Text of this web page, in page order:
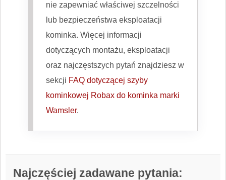
nie zapewniać właściwej szczelności
lub bezpieczeństwa eksploatacji
kominka. Więcej informacji
dotyczących montażu, eksploatacji
oraz najczęstszych pytań znajdziesz w
sekcji FAQ dotyczącej szyby
kominkowej Robax do kominka marki
Wamsler.
Najczęściej zadawane pytania: